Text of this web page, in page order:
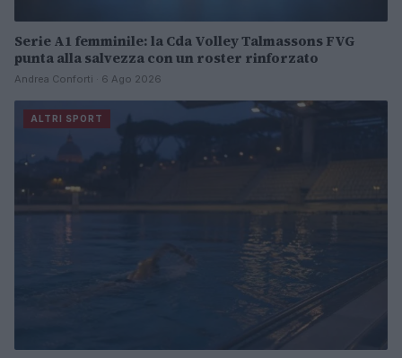
Serie A1 femminile: la Cda Volley Talmassons FVG
punta alla salvezza con un roster rinforzato
Andrea Conforti · 6 Ago 2026
ALTRI SPORT